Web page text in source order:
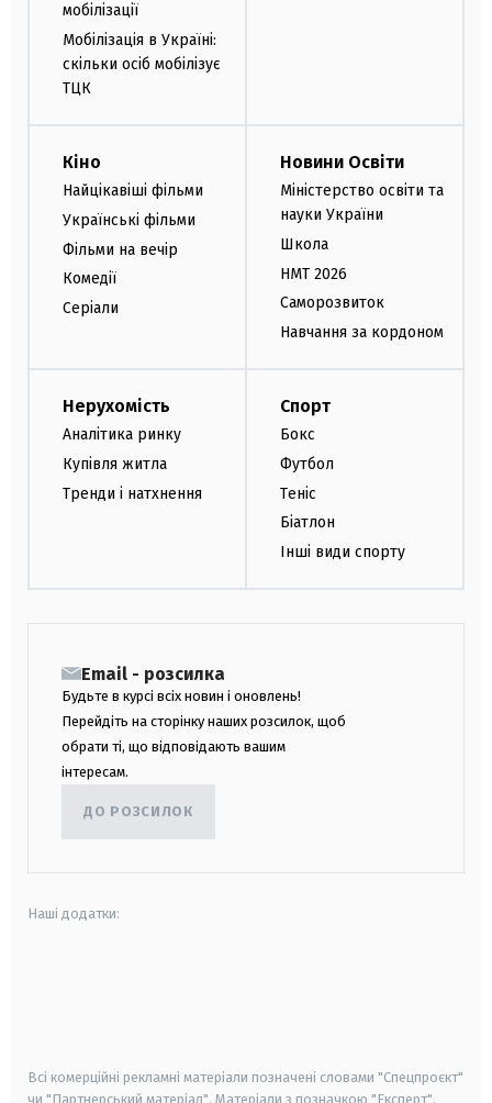
мобілізації
Мобілізація в Україні:
скільки осіб мобілізує
ТЦК
Кіно
Найцікавіші фільми
Українські фільми
Фільми на вечір
Комедії
Серіали
Новини Освіти
Міністерство освіти та
науки України
Школа
НМТ 2026
Саморозвиток
Навчання за кордоном
Нерухомість
Аналітика ринку
Купівля житла
Тренди і натхнення
Спорт
Бокс
Футбол
Теніс
Біатлон
Інші види спорту
Email - розсилка
Будьте в курсі всіх новин і оновлень!
Перейдіть на сторінку наших розсилок, щоб
обрати ті, що відповідають вашим
інтересам.
ДО РОЗСИЛОК
Наші додатки:
Всі комерційні рекламні матеріали позначені словами "Спецпроєкт"
чи "Партнерський матеріал". Матеріали з позначкою "Експерт",